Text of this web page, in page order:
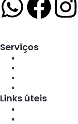
Serviços
Links úteis